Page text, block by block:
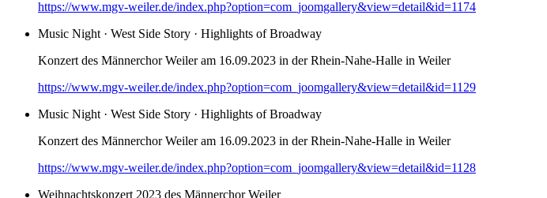
https://www.mgv-weiler.de/index.php?option=com_joomgallery&view=detail&id=1174
Music Night · West Side Story · Highlights of Broadway
Konzert des Männerchor Weiler am 16.09.2023 in der Rhein-Nahe-Halle in Weiler
https://www.mgv-weiler.de/index.php?option=com_joomgallery&view=detail&id=1129
Music Night · West Side Story · Highlights of Broadway
Konzert des Männerchor Weiler am 16.09.2023 in der Rhein-Nahe-Halle in Weiler
https://www.mgv-weiler.de/index.php?option=com_joomgallery&view=detail&id=1128
Weihnachtskonzert 2023 des Männerchor Weiler